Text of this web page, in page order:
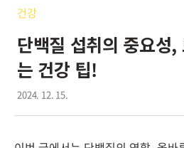
건강
단백질 섭취의 중요성
는 건강 팁!
2024. 12. 15.